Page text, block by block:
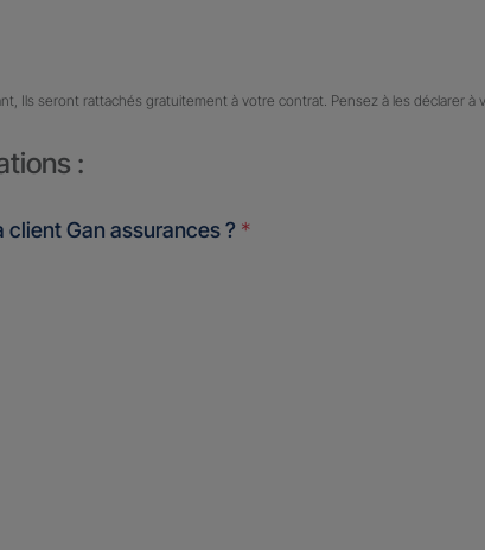
Ils seront rattachés gratuitement à votre contrat. Pensez à les déclarer à
:
client Gan assurances ? *